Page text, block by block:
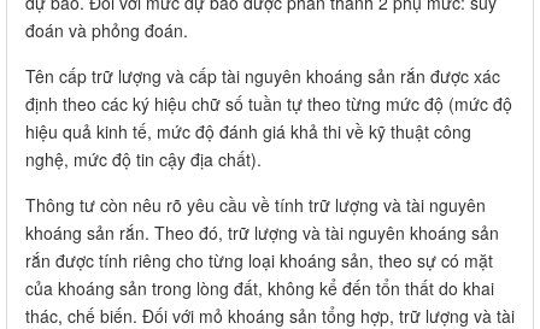
đoán và phỏng đoán.
Tên cấp trữ lượng và cấp tài nguyên khoáng sản rắn được xác
định theo các ký hiệu chữ số tuần tự theo từng mức độ (mức độ
hiệu quả kinh tế, mức độ đánh giá khả thi về kỹ thuật công
nghệ, mức độ tin cậy địa chất).
Thông tư còn nêu rõ yêu cầu về tính trữ lượng và tài nguyên
khoáng sản rắn. Theo đó, trữ lượng và tài nguyên khoáng sản
rắn được tính riêng cho từng loại khoáng sản, theo sự có mặt
của khoáng sản trong lòng đất, không kể đến tổn thất do khai
thác, chế biến. Đối với mỏ khoáng sản tổng hợp, trữ lượng và tài